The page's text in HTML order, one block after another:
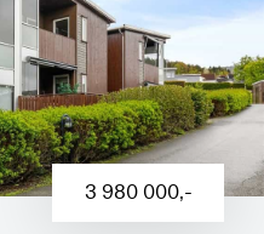
3 980 000,-